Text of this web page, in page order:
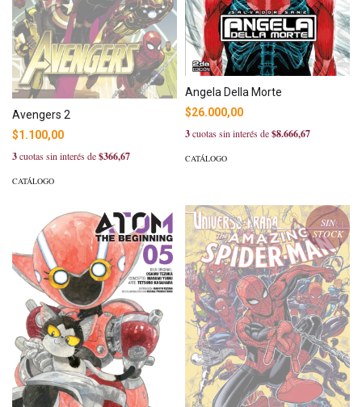
Avengers 2
$1.100,00
3cuotas sin interés de$366,67
CATÁLOGO
Angela Della Morte
$26.000,00
3cuotas sin interés de$8.666,67
CATÁLOGO
SIN
STOCK